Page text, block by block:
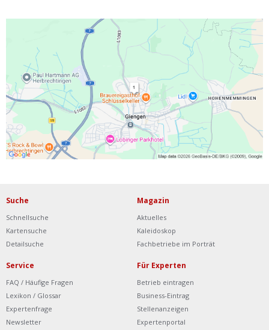
Ist Ihre Werkstatt schon dabei?
Kostenlos eintragen
Werkstatt Login
Suche
Schnellsuche
Kartensuche
Detailsuche
Magazin
Aktuelles
Kaleidoskop
Fachbetriebe im Porträt
Service
FAQ / Häufige Fragen
Lexikon / Glossar
Expertenfrage
Newsletter
Für Experten
Betrieb eintragen
Business-Eintrag
Stellenanzeigen
Expertenportal